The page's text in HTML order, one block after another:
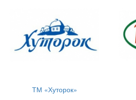
ТМ «Хуторок»